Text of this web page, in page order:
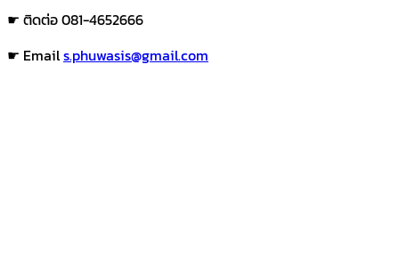
☛ ติดต่อ 081-4652666
☛ Emails.phuwasis@gmail.com